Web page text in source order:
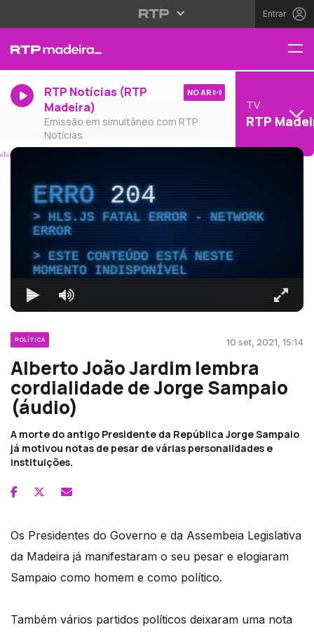
Entrar
RTP Notícias (RTP
Madeira)
Emissão em simultâneo com RTP
Notícias
NO AR
TV
RTP
ERRO204
HLS.JS FATAL ERROR - NETWORK
ERROR
ESTE CONTEÚDO ESTÁ NESTE
MOMENTO INDISPONÍVEL
POLÍTICA 10 set, 2021, 15:14
Alberto João Jardim lembra
cordialidade de Jorge Sampaio
(áudio)
A morte do antigo Presidente da República Jorge Sampaio
já motivou notas de pesar de várias personalidades e
instituições.
Os Presidentes do Governo e da Assembeia Legislativa
da Madeira já manifestaram o seu pesar e elogiaram
Sampaio como homem e como político.
Também vários partidos políticos deixaram uma nota